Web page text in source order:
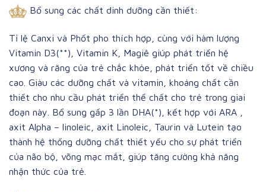
Bổ sung các chất dinh dưỡng cần thiết:
Tỉ lệ Canxi và Phốt pho thích hợp, cùng với hàm lượng
Vitamin D3(**), Vitamin K, Magiê giúp phát triển hệ
xương và răng của trẻ chắc khỏe, phát triển tốt về chiều
cao. Giàu các dưỡng chất và vitamin, khoáng chất cần
thiết cho nhu cầu phát triển thể chất cho trẻ trong giai
đoạn này. Bổ sung gấp 3 lần DHA(*), kết hợp với ARA ,
axit Alpha – linoleic, axit Linoleic, Taurin và Lutein tạo
thành hệ thống dưỡng chất thiết yếu cho sự phát triển
của não bộ, võng mạc mắt, giúp tăng cường khả năng
nhận thức của trẻ.